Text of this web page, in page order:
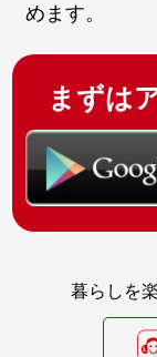
めます。
まずは
暮らしを